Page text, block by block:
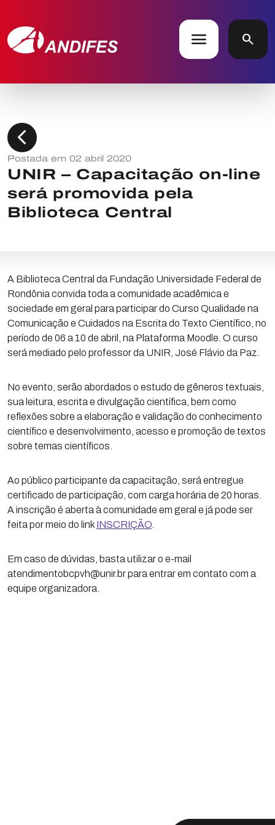
menu search
chevron_left
Postada em 02 abril 2020
UNIR – Capacitação on-line
será promovida pela
Biblioteca Central
A Biblioteca Central da Fundação Universidade Federal de
Rondônia convida toda a comunidade acadêmica e
sociedade em geral para participar do Curso Qualidade na
Comunicação e Cuidados na Escrita do Texto Científico, no
período de 06 a 10 de abril, na Plataforma Moodle. O curso
será mediado pelo professor da UNIR, José Flávio da Paz.
No evento, serão abordados o estudo de gêneros textuais,
sua leitura, escrita e divulgação científica, bem como
reflexões sobre a elaboração e validação do conhecimento
científico e desenvolvimento, acesso e promoção de textos
sobre temas científicos.
Ao público participante da capacitação, será entregue
certificado de participação, com carga horária de 20 horas.
A inscrição é aberta à comunidade em geral e já pode ser
feita por meio do link INSCRIÇÃO
Em caso de dúvidas, basta utilizar o e-mail
atendimentobcpvh@unir.br para entrar em contato com a
equipe organizadora.